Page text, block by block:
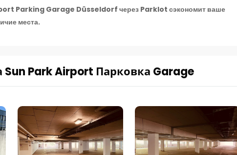
Parking Garage Düsseldorf через Parklot сэкономит ваше
места.
Sun Park Airport Парковка Garage